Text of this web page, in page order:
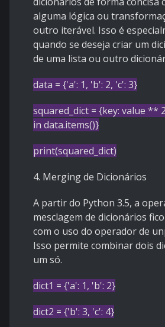
alguma lógica ou
outro iterável. Isso é
quando se deseja criar um
de uma lista ou outro
data = {'a': 1, 'b': 2, 'c': 3}
squared_dict = {key: value **
in data.items()}
print(squared_dict)
4. Merging de Dicionários
A partir do Python 3.5, a
mesclagem de dicionários
com o uso do operador de
Isso permite combinar dois
um só.
dict1 = {'a': 1, 'b': 2}
dict2 = {'b': 3, 'c': 4}